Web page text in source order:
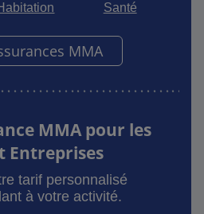
Santé
MMA
MMA pour les
Entreprises
tarif personnalisé
à votre activité.